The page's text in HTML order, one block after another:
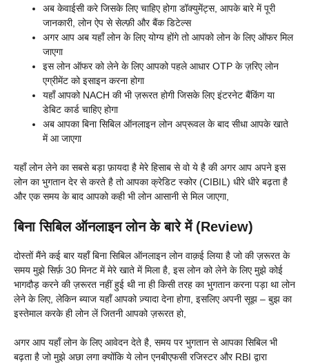
अब केवाईसी करे जिसके लिए चाहिए होगा डॉक्युमेंट्स, आपके बारे में पूरी
जानकारी, लोन ऐप से सेल्फ़ी और बैंक डिटेल्स
अगर आप अब यहाँ लोन के लिए योग्य होंगे तो आपको लोन के लिए ऑफर मिल
जाएगा
इस लोन ऑफर को लेने के लिए आपको पहले आधार OTP के ज़रिए लोन
एग्रीमेंट को इसाइन करना होगा
यहाँ आपको NACH की भी ज़रूरत होगी जिसके लिए इंटरनेट बैंकिंग या
डेबिट कार्ड चाहिए होगा
अब आपका बिना सिबिल ऑनलाइन लोन अप्रूवल के बाद सीधा आपके खाते
में आ जाएगा
यहाँ लोन लेने का सबसे बड़ा फ़ायदा है मेरे हिसाब से वो ये है की अगर आप अपने इस
लोन का भुगतान देर से करते है तो आपका क्रेडिट स्कोर (CIBIL) धीरे धीरे बढ़ता है
और एक समय के बाद आपको कही भी लोन आसानी से मिल जाएगा,
बिना सिबिल ऑनलाइन लोन के बारे में (Review)
दोस्तों मैंने कई बार यहाँ बिना सिबिल ऑनलाइन लोन वाक़ई लिया है जो की ज़रूरत के
समय मुझे सिर्फ़ 30 मिनट में मेरे खाते में मिला है, इस लोन को लेने के लिए मुझे कोई
भागदौड़ करने की ज़रूरत नहीं हुई थी ना ही किसी तरह का भुगतान करना पड़ा था लोन
लेने के लिए, लेकिन ब्याज यहाँ आपको ज़्यादा देना होगा, इसलिए अपनी सूझ – बुझ का
इस्तेमाल करके ही लोन लें जितनी आपको ज़रूरत हो,
अगर आप यहाँ लोन के लिए आवेदन देते है, समय पर भुगतान से आपका सिबिल भी
बढ़ता है जो मुझे अछा लगा क्योंकि ये लोन एनबीएफसी रजिस्टर और RBI द्वारा